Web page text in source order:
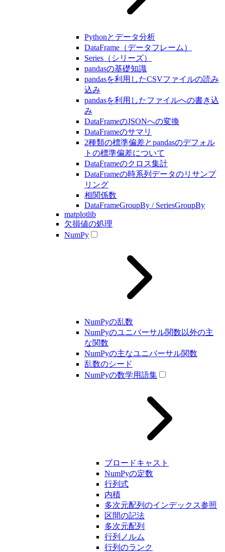
Pythonとデータ分析
DataFrame（データフレーム）
Series（シリーズ）
pandasの基礎知識
pandasを利用したCSVファイルの読み
込み
pandasを利用したファイルへの書き込
み
DataFrameのJSONへの変換
DataFrameのサマリ
2種類の標準偏差とpandasのデフォル
トの標準偏差について
DataFrameのクロス集計
DataFrameの時系列データのリサンプ
リング
相関係数
DataFrameGroupBy / SeriesGroupBy
matplotlib
欠損値の処理
NumPy
NumPyの乱数
NumPyのユニバーサル関数以外の主
な関数
NumPyの主なユニバーサル関数
乱数のシード
NumPyの数学用語集
ブロードキャスト
NumPyの定数
行列式
内積
多次元配列のインデックス参照
区間の記法
多次元配列
行列ノルム
行列のランク